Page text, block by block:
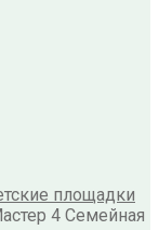
площадки
4 Семейная